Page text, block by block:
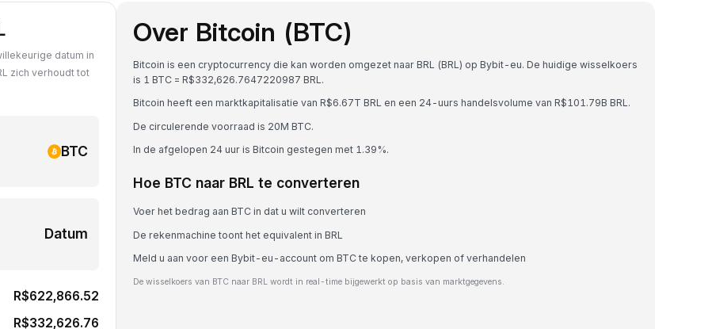
datum in
zich verhoudt tot
BTC
Datum
R$622,866.52
R$332,626.76
Over Bitcoin (BTC)
Bitcoin is een cryptocurrency die kan worden omgezet naar BRL (BRL) op Bybit-eu. De huidige wisselkoers
is 1 BTC = R$332,626.7647220987 BRL.
Bitcoin heeft een marktkapitalisatie van R$6.67T BRL en een 24-uurs handelsvolume van R$101.79B BRL.
De circulerende voorraad is 20M BTC.
In de afgelopen 24 uur is Bitcoin gestegen met 1.39%.
Hoe BTC naar BRL te converteren
Voer het bedrag aan BTC in dat u wilt converteren
De rekenmachine toont het equivalent in BRL
Meld u aan voor een Bybit-eu-account om BTC te kopen, verkopen of verhandelen
De wisselkoers van BTC naar BRL wordt in real-time bijgewerkt op basis van marktgegevens.